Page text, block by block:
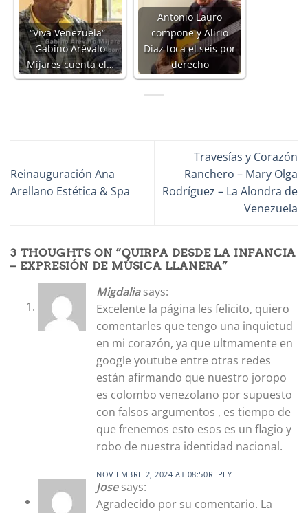
“Viva Venezuela“ -
Gabino Arévalo
Mijares cuenta el…
Antonio Lauro
compone y Alirio
Díaz toca el seis por
derecho
Reinauguración Ana
Arellano Estética & Spa
Travesías y Corazón
Ranchero – Mary Olga
Rodríguez – La Alondra de
Venezuela
3 THOUGHTS ON “QUIRPA DESDE LA INFANCIA
– EXPRESIÓN DE MÚSICA LLANERA”
Migdalia says:
Excelente la página les felicito, quiero
comentarles que tengo una inquietud
en mi corazón, ya que ultmamente en
google youtube entre otras redes
están afirmando que nuestro joropo
es colombo venezolano por supuesto
con falsos argumentos , es tiempo de
que frenemos esto esos es un flagio y
robo de nuestra identidad nacional.
NOVIEMBRE 2, 2024 AT 08:50REPLY
Jose says:
Agradecido por su comentario. La